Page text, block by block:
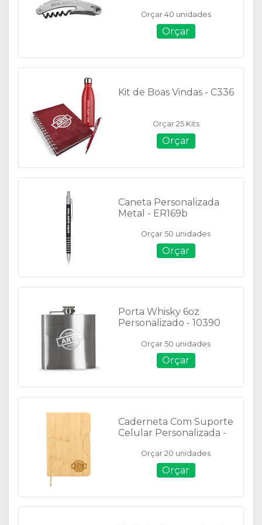
Orçar 40 unidades
Orçar
Kit de Boas Vindas - C336
Orçar 25 Kits
Orçar
Caneta Personalizada
Metal - ER169b
Orçar 50 unidades
Orçar
Porta Whisky 6oz
Personalizado - 10390
Orçar 50 unidades
Orçar
Caderneta Com Suporte
Celular Personalizada -
Orçar 20 unidades
Orçar